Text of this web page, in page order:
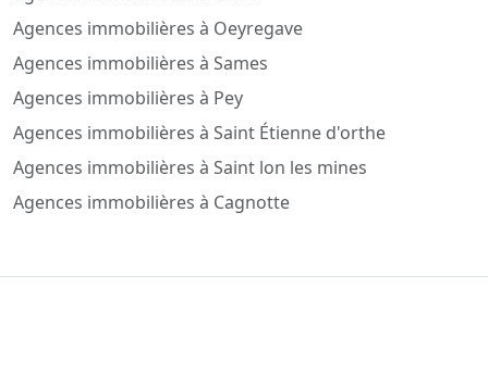
Agences immobilières à Oeyregave
Agences immobilières à Sames
Agences immobilières à Pey
Agences immobilières à Saint Étienne d'orthe
Agences immobilières à Saint lon les mines
Agences immobilières à Cagnotte